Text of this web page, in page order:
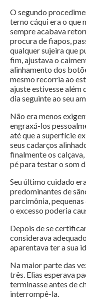
O segundo
terno cáqui era o que
sempre acabava
procura de fiapos,
qualquer sujeira que
fim, ajustava o
alinhamento dos
mesmo recorria ao
ajuste estivesse além
dia seguinte ao seu
Não era menos
engraxá-los
até que a superfície
seus cadarços
finalmente os
pé para testar o som
Seu último cuidado
predominantes de
parcimônia,
o excesso poderia
Depois de se
considerava
aparentava ter a sua
Na maior parte das
três. Elias esperava
terminasse antes de
interrompê-la.